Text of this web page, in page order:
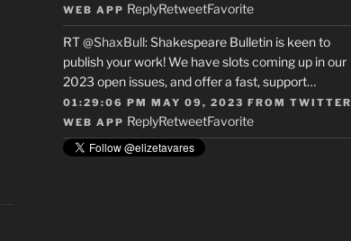
WEB APP ReplyRetweetFavorite
RT@ShaxBull: Shakespeare Bulletin is keen to
publish your work! We have slots coming up in our
2023 open issues, and offer a fast, support…
01:29:06 PM MAY 09, 2023 FROM TWITTER
WEB APP ReplyRetweetFavorite